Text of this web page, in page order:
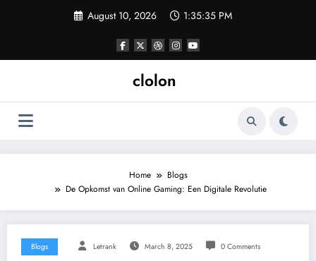
August 10, 2026 1:35:36 PM
clolon
Home
Blogs
De Opkomst van Online Gaming: Een Digitale Revolutie
Blogs Letrank March 8, 2025 0 Comments